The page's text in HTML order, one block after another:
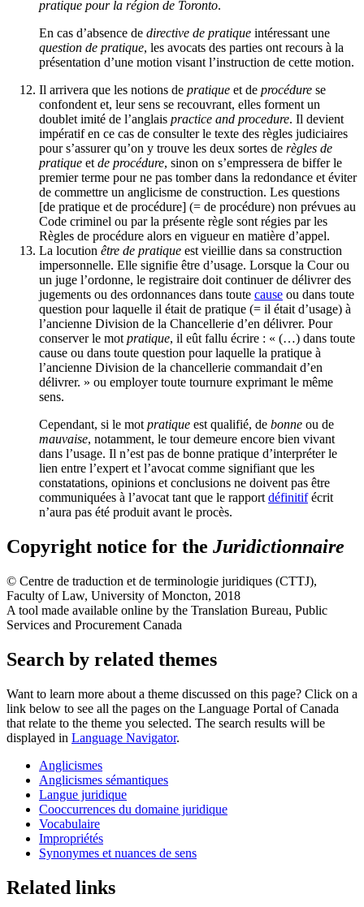
pratique pour la région de Toronto.
En cas d’absence de directive de pratique intéressant une
question de pratique, les avocats des parties ont recours à la
présentation d’une motion visant l’instruction de cette motion.
Il arrivera que les notions de pratique et de procédure se
confondent et, leur sens se recouvrant, elles forment un
doublet imité de l’anglais practice and procedure. Il devient
impératif en ce cas de consulter le texte des règles judiciaires
pour s’assurer qu’on y trouve les deux sortes de règles de
pratique et de procédure, sinon on s’empressera de biffer le
premier terme pour ne pas tomber dans la redondance et éviter
de commettre un anglicisme de construction. Les questions
[de pratique et de procédure] (= de procédure) non prévues au
Code criminel ou par la présente règle sont régies par les
Règles de procédure alors en vigueur en matière d’appel.
La locution être de pratique est vieillie dans sa construction
impersonnelle. Elle signifie être d’usage. Lorsque la Cour ou
un juge l’ordonne, le registraire doit continuer de délivrer des
jugements ou des ordonnances dans toute cause ou dans toute
question pour laquelle il était de pratique (= il était d’usage) à
l’ancienne Division de la Chancellerie d’en délivrer. Pour
conserver le mot pratique, il eût fallu écrire : « (…) dans toute
cause ou dans toute question pour laquelle la pratique à
l’ancienne Division de la chancellerie commandait d’en
délivrer. » ou employer toute tournure exprimant le même
sens.
Cependant, si le mot pratique est qualifié, de bonne ou de
mauvaise, notamment, le tour demeure encore bien vivant
dans l’usage. Il n’est pas de bonne pratique d’interpréter le
lien entre l’expert et l’avocat comme signifiant que les
constatations, opinions et conclusions ne doivent pas être
communiquées à l’avocat tant que le rapport définitifécrit
n’aura pas été produit avant le procès.
Copyright notice for the Juridictionnaire
© Centre de traduction et de terminologie juridiques (CTTJ),
Faculty of Law, University of Moncton, 2018
A tool made available online by the Translation Bureau, Public
Services and Procurement Canada
Search by related themes
Want to learn more about a theme discussed on this page? Click on a
link below to see all the pages on the Language Portal of Canada
that relate to the theme you selected. The search results will be
displayed in Language Navigator.
Anglicismes
Anglicismes sémantiques
Langue juridique
Cooccurrences du domaine juridique
Vocabulaire
Impropriétés
Synonymes et nuances de sens
Related links